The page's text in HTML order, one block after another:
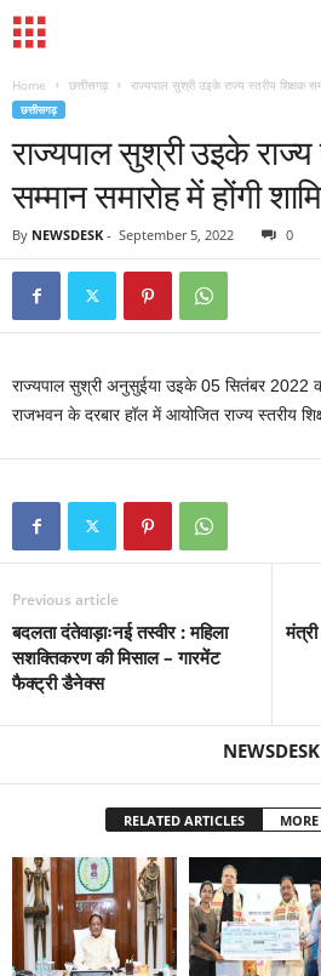
Home छत्तीसगढ़ राज्यपाल सुश्री उइके राज्य स्तरीय शिक्षक
छत्तीसगढ़
राज्यपाल सुश्री उइके राज्य
सम्मान समारोह में होंगी
By NEWSDESK - September 5, 2022 0
राज्यपाल सुश्री अनुसुईया उइके 05 सितंबर 2022
राजभवन के दरबार हॉल में आयोजित राज्य स्तरीय
Previous article
बदलता दंतेवाड़ाःनई तस्वीर : महिला
सशक्तिकरण की मिसाल – गारमेंट
फैक्ट्री डैनेक्स
NEWSDESK
RELATED ARTICLES